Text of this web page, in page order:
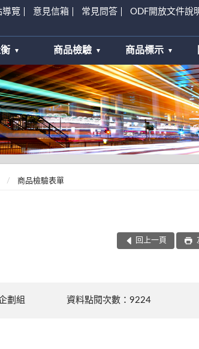
導覽 意見信箱 常見問答 ODF開放文件說
商品檢驗 商品標示
商品檢驗表單
回上一頁
劃組 資料點閱次數：9224